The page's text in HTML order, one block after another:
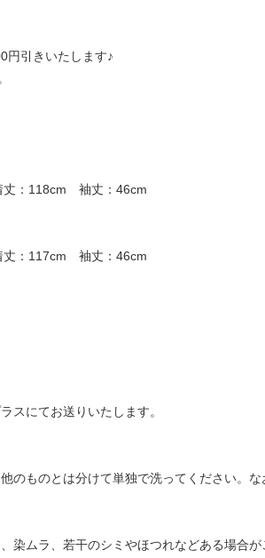
円引きいたします♪
：118cm 袖丈：46cm
：117cm 袖丈：46cm
スにてお送りいたします。
のものとは分けて単独で洗ってください。
染ムラ、若干のシミやほつれなどある場合